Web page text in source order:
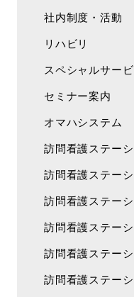
社内制度・活動
リハビリ
スペシャルサー
セミナー案内
オマハシステム
訪問看護ステー
訪問看護ステー
訪問看護ステー
訪問看護ステー
訪問看護ステー
訪問看護ステー